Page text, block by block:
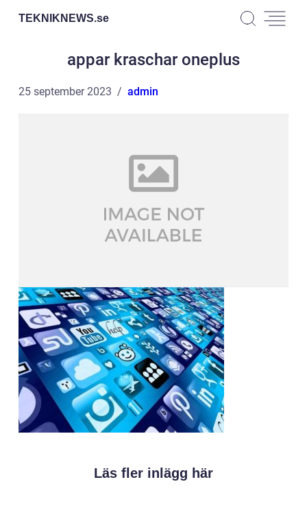
TEKNIKNEWS.se
appar kraschar oneplus
25 september 2023 admin
Läs fler inlägg här